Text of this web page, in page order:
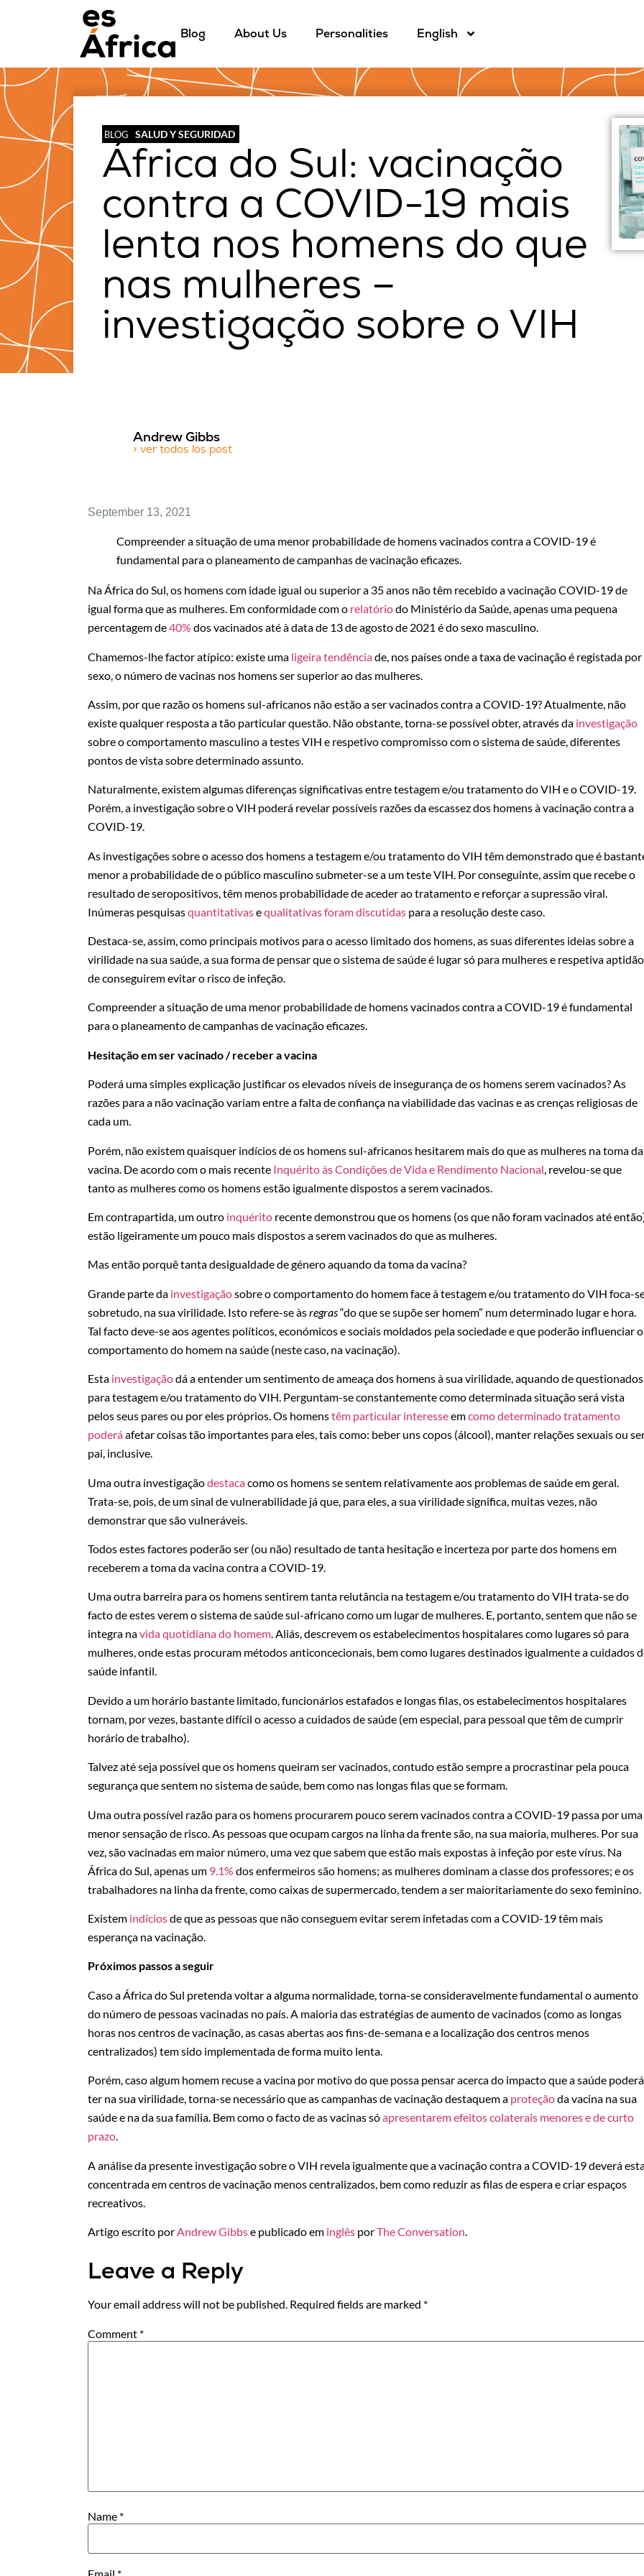
Blog About Us Personalities English
BLOG SALUD Y SEGURIDAD
África do Sul: vacinação
contra a COVID-19 mais
lenta nos homens do que
nas mulheres –
investigação sobre o VIH
Andrew Gibbs
> ver todos los post
September 13, 2021
Compreender a situação de uma menor probabilidade de homens vacinados contra a COVID-19 é
fundamental para o planeamento de campanhas de vacinação eficazes.
Na África do Sul, os homens com idade igual ou superior a 35 anos não têm recebido a vacinação COVID-19 de
igual forma que as mulheres. Em conformidade com o relatóriodo Ministério da Saúde, apenas uma pequena
percentagem de40% dos vacinados até à data de 13 de agosto de 2021 é do sexo masculino.
Chamemos-lhe factor atípico: existe uma ligeira tendênciade, nos países onde a taxa de vacinação é registada por
sexo, o número de vacinas nos homens ser superior ao das mulheres.
Assim, por que razão os homens sul-africanos não estão a ser vacinados contra a COVID-19? Atualmente, não
existe qualquer resposta a tão particular questão. Não obstante, torna-se possível obter, através da investigação
sobre o comportamento masculino a testes VIH e respetivo compromisso com o sistema de saúde, diferentes
pontos de vista sobre determinado assunto.
Naturalmente, existem algumas diferenças significativas entre testagem e/ou tratamento do VIH e o COVID-19.
Porém, a investigação sobre o VIH poderá revelar possíveis razões da escassez dos homens à vacinação contra a
COVID-19.
As investigações sobre o acesso dos homens a testagem e/ou tratamento do VIH têm demonstrado que é
menor a probabilidade de o público masculino submeter-se a um teste VIH. Por conseguinte, assim que recebe o
resultado de seropositivos, têm menos probabilidade de aceder ao tratamento e reforçar a supressão viral.
Inúmeras pesquisasquantitativasequalitativasforam discutidas para a resolução deste caso.
Destaca-se, assim, como principais motivos para o acesso limitado dos homens, as suas diferentes ideias sobre a
virilidade na sua saúde, a sua forma de pensar que o sistema de saúde é lugar só para mulheres e respetiva aptidão
de conseguirem evitar o risco de infeção.
Compreender a situação de uma menor probabilidade de homens vacinados contra a COVID-19 é fundamental
para o planeamento de campanhas de vacinação eficazes.
Hesitação em ser vacinado / receber a vacina
Poderá uma simples explicação justificar os elevados níveis de insegurança de os homens serem vacinados? As
razões para a não vacinação variam entre a falta de confiança na viabilidade das vacinas e as crenças religiosas de
cada um.
Porém, não existem quaisquer indícios de os homens sul-africanos hesitarem mais do que as mulheres na toma da
vacina. De acordo com o mais recente Inquérito às Condições de Vida e Rendimento Nacional , revelou-se que
tanto as mulheres como os homens estão igualmente dispostos a serem vacinados.
Em contrapartida, um outro inquérito recente demonstrou que os homens (os que não foram vacinados até
estão ligeiramente um pouco mais dispostos a serem vacinados do que as mulheres.
Mas então porquê tanta desigualdade de género aquando da toma da vacina?
Grande parte da investigaçãosobre o comportamento do homem face à testagem e/ou tratamento do VIH foca-
sobretudo, na sua virilidade. Isto refere-se àsregras“do que se supõe ser homem” num determinado lugar e hora.
Tal facto deve-se aos agentes políticos, económicos e sociais moldados pela sociedade e que poderão influenciar o
comportamento do homem na saúde (neste caso, na vacinação).
Esta investigaçãodá a entender um sentimento de ameaça dos homens à sua virilidade, aquando de questionados
para testagem e/ou tratamento do VIH. Perguntam-se constantemente como determinada situação será vista
pelos seus pares ou por eles próprios. Os homenstêm particular interesseemcomo determinado tratamento
poderáafetar coisas tão importantes para eles, tais como: beber uns copos (álcool), manter relações sexuais ou
pai, inclusive.
Uma outra investigaçãodestacacomo os homens se sentem relativamente aos problemas de saúde em geral.
Trata-se, pois, de um sinal de vulnerabilidade já que, para eles, a sua virilidade significa, muitas vezes, não
demonstrar que são vulneráveis.
Todos estes factores poderão ser (ou não) resultado de tanta hesitação e incerteza por parte dos homens em
receberem a toma da vacina contra a COVID-19.
Uma outra barreira para os homens sentirem tanta relutância na testagem e/ou tratamento do VIH trata-se do
facto de estes verem o sistema de saúde sul-africano como um lugar de mulheres. E, portanto, sentem que não se
integra navida quotidiana do homem. Aliás, descrevem os estabelecimentos hospitalares como lugares só para
mulheres, onde estas procuram métodos anticoncecionais, bem como lugares destinados igualmente a cuidados
saúde infantil.
Devido a um horário bastante limitado, funcionários estafados e longas filas, os estabelecimentos hospitalares
tornam, por vezes, bastante difícil o acesso a cuidados de saúde (em especial, para pessoal que têm de cumprir
horário de trabalho).
Talvez até seja possível que os homens queiram ser vacinados, contudo estão sempre a procrastinar pela pouca
segurança que sentem no sistema de saúde, bem como nas longas filas que se formam.
Uma outra possível razão para os homens procurarem pouco serem vacinados contra a COVID-19 passa por uma
menor sensação de risco. As pessoas que ocupam cargos na linha da frente são, na sua maioria, mulheres. Por sua
vez, são vacinadas em maior número, uma vez que sabem que estão mais expostas à infeção por este vírus. Na
África do Sul, apenas um 9.1% dos enfermeiros são homens; as mulheres dominam a classe dos professores; e os
trabalhadores na linha da frente, como caixas de supermercado, tendem a ser maioritariamente do sexo feminino.
Existem indíciosde que as pessoas que não conseguem evitar serem infetadas com a COVID-19 têm mais
esperança na vacinação.
Próximos passos a seguir
Caso a África do Sul pretenda voltar a alguma normalidade, torna-se consideravelmente fundamental o aumento
do número de pessoas vacinadas no país. A maioria das estratégias de aumento de vacinados (como as longas
horas nos centros de vacinação, as casas abertas aos fins-de-semana e a localização dos centros menos
centralizados) tem sido implementada de forma muito lenta.
Porém, caso algum homem recuse a vacina por motivo do que possa pensar acerca do impacto que a saúde poderá
ter na sua virilidade, torna-se necessário que as campanhas de vacinação destaquem a proteçãoda vacina na sua
saúde e na da sua família. Bem como o facto de as vacinas sóapresentarem efeitos colaterais menores e de curto
prazo.
A análise da presente investigação sobre o VIH revela igualmente que a vacinação contra a COVID-19 deverá
concentrada em centros de vacinação menos centralizados, bem como reduzir as filas de espera e criar espaços
recreativos.
Artigo escrito porAndrew Gibbse publicado em inglês porThe Conversation.
Leave a Reply
Your email address will not be published. Required fields are marked *
Comment *
Name *